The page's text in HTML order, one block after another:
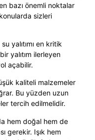
bazı önemli noktalar
sizleri
yalıtımı en kritik
yalıtım ilerleyen
açabilir.
kaliteli malzemeler
Bu yüzden uzun
tercih edilmelidir.
hem doğal hem de
gerekir. Işık hem